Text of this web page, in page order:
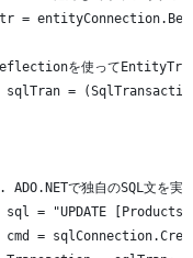
=
を使って
=
で独自のSQL文を実
= "UPDATE
=